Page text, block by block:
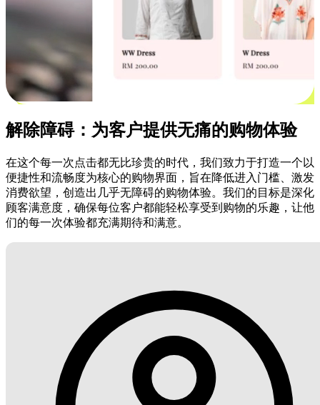
解除障碍：为客户提供无痛的购物体验
在这个每一次点击都无比珍贵的时代，我们致力于打造一个以
便捷性和流畅度为核心的购物界面，旨在降低进入门槛、激发
消费欲望，创造出几乎无障碍的购物体验。我们的目标是深化
顾客满意度，确保每位客户都能轻松享受到购物的乐趣，让他
们的每一次体验都充满期待和满意。